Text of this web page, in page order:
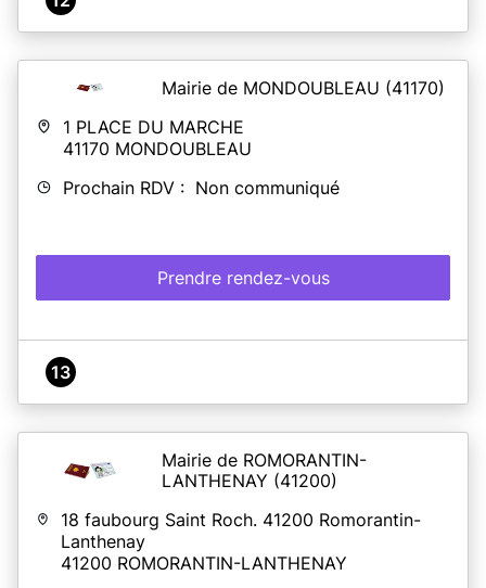
Mairie de MONDOUBLEAU (41170)
1 PLACE DU MARCHE
41170 MONDOUBLEAU
Prochain RDV : Non communiqué
Prendre rendez-vous
13
Mairie de ROMORANTIN-
LANTHENAY (41200)
18 faubourg Saint Roch. 41200 Romorantin-
Lanthenay
41200 ROMORANTIN-LANTHENAY